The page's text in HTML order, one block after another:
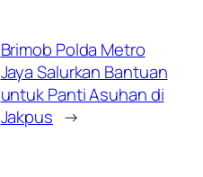
Brimob Polda Metro
Jaya Salurkan Bantuan
untuk Panti Asuhan di
Jakpus →